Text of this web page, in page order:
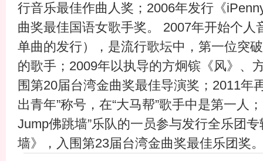
行音乐最佳作曲人奖；2006年发行《
曲奖最佳国语女歌手奖。 2007年开始个人
单曲的发行），是流行歌坛中，第一位突
的歌手；2009年以执导的方炯镔《风》、
围第20届台湾金曲奖最佳导演奖；2011年
出青年”称号，在“大马帮”歌手中是第一人
Jump佛跳墙”乐队的一员参与发行全乐团
墙》，入围第23届台湾金曲奖最佳乐团奖